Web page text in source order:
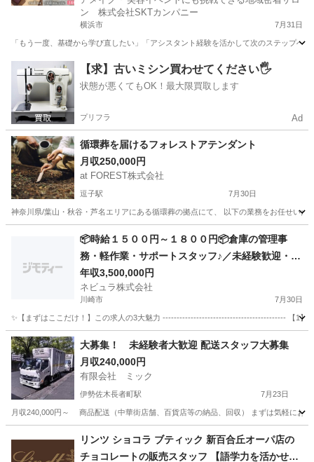
ン 株式会社SKTカンパニー
横浜市 7月31日
「もう一度、基礎から学び直したい」「アシスタント経験を活かして次のステップ
神奈川 横浜市 美容師 新卒
【求】古いミシン買わせてください🖐️
状態が悪くてもOK！最大限買取します
プリフラ Ad
循環葬を届けるフォレストアテンダント
月収250,000円
at FOREST株式会社
逗子駅 7月30日
神奈川県/葉山・秋谷・芦名エリアにある循環葬の拠点にて、 以下の業務をお任せい
横須賀市 逗子駅 その他 業務
📦時給１５００円～１８００円📦倉庫の管理事
務・軽作業・サポートスタッフ♪／未経験歓迎・学
歴不問／シフト制・選べる勤務時間【126231】
年収3,500,000円
ネビュラ株式会社
川崎市 7月30日
✨【まずはここだけ！】この求人の3大魅力 -------------------------------------------- 【1】
神奈川 川崎市 サービス業 未経験
大募集！ 未経験者大歓迎 配送スタッフ大募集
月収240,000円
有限会社 ミック
伊勢佐木長者町駅 7月23日
月収240,000円～ 商品配送（中華街店舗、百貨店等の納品、回収） まずは気軽にお
伊勢佐木長者町駅
リンツ ショコラ ブティック 新百合丘オーパ店の
チョコレートの販売スタッフ 【語学力を活かせる